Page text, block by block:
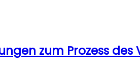
zum Prozess